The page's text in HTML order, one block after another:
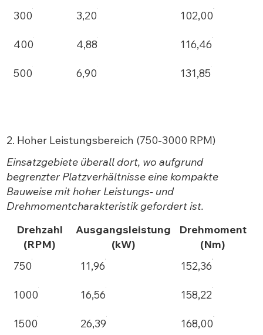
300 3,20 102,00
400 4,88 116,46
500 6,90 131,85
2. Hoher Leistungsbereich (750-3000 RPM)
Einsatzgebiete überall dort, wo aufgrund
begrenzter Platzverhältnisse eine kompakte
Bauweise mit hoher Leistungs- und
Drehmomentcharakteristik gefordert ist.
Drehzahl
(RPM)
Ausgangsleistung
(kW)
Drehmoment
(Nm)
750
11,96 152,36
1000 16,56 158,22
1500 26,39 168,00